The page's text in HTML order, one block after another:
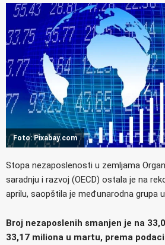
Foto: Pixabay.com
Stopa nezaposlenosti u zemljama
saradnju i razvoj (OECD) ostala je na
aprilu, saopštila je međunarodna grupa
Broj nezaposlenih smanjen je na
33,17 miliona u martu, prema